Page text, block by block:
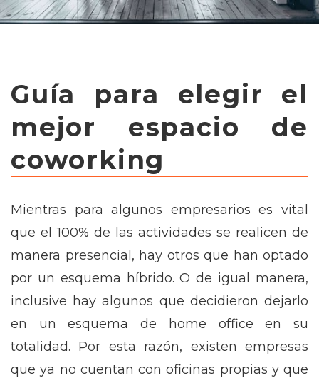
Guía para elegir el
mejor espacio de
coworking
Mientras para algunos empresarios es vital
que el 100% de las actividades se realicen de
manera presencial, hay otros que han optado
por un esquema híbrido. O de igual manera,
inclusive hay algunos que decidieron dejarlo
en un esquema de home office en su
totalidad. Por esta razón, existen empresas
que ya no cuentan con oficinas propias y que